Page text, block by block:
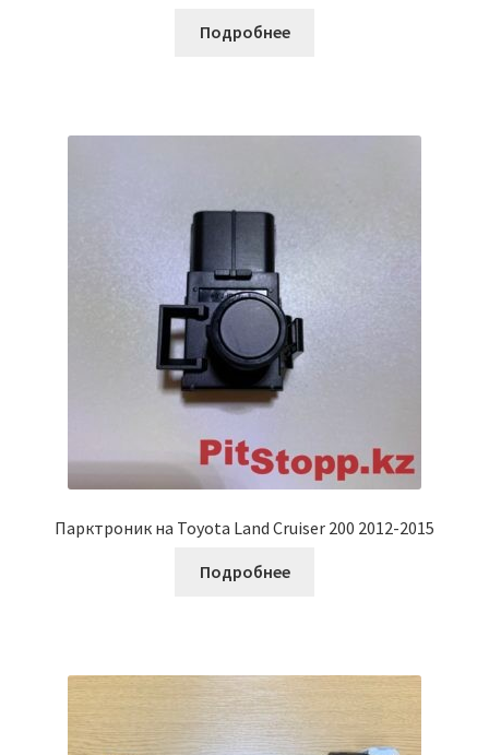
Подробнее
Парктроник на Toyota Land Cruiser 200 2012-2015
Подробнее